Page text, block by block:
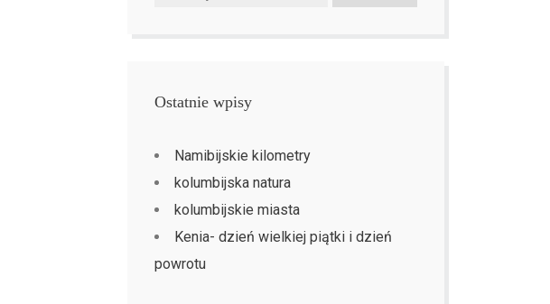
Ostatnie wpisy
Namibijskie kilometry
kolumbijska natura
kolumbijskie miasta
Kenia- dzień wielkiej piątki i dzień
powrotu